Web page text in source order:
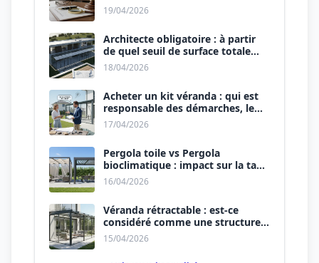
signer le devis.
19/04/2026
Architecte obligatoire : à partir
de quel seuil de surface totale
(Maison + Véranda) ?
18/04/2026
Acheter un kit véranda : qui est
responsable des démarches, le
vendeur ou vous ?
17/04/2026
Pergola toile vs Pergola
bioclimatique : impact sur la taxe
d’aménagement.
16/04/2026
Véranda rétractable : est-ce
considéré comme une structure
permanente ?
15/04/2026